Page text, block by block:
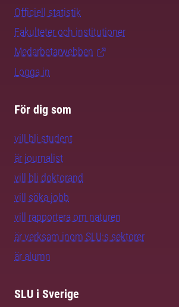
Officiell statistik
Fakulteter och institutioner
Medarbetarwebben
Logga in
För dig som
vill bli student
är journalist
vill bli doktorand
vill söka jobb
vill rapportera om naturen
är verksam inom SLU:s sektorer
är alumn
SLU i Sverige